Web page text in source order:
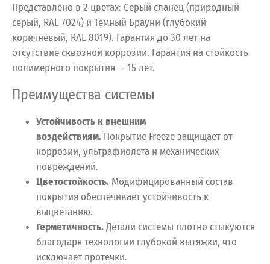
Представлено в 2 цветах: Серый сланец (природный
серый, RAL 7024) и Темный Брауни (глубокий
коричневый, RAL 8019). Гарантия до 30 лет на
отсутствие сквозной коррозии. Гарантия на стойкость
полимерного покрытия — 15 лет.
Преимущества системы
Устойчивость к внешним
воздействиям. Покрытие Freeze защищает от
коррозии, ультрафиолета и механических
повреждений.
Цветостойкость. Модифицированный состав
покрытия обеспечивает устойчивость к
выцветанию.
Герметичность.Детали системы плотно стыкуются
благодаря технологии глубокой вытяжки, что
исключает протечки.